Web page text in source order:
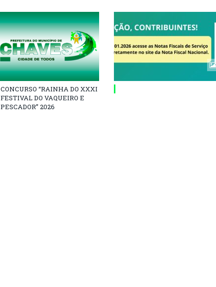
CONCURSO “RAINHA DO XXXI
FESTIVAL DO VAQUEIRO E
PESCADOR” 2026